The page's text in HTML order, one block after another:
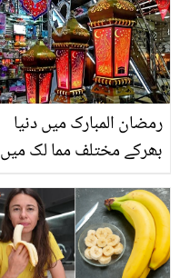
خط میں کیا لکھا؟ پڑھ کر
ہر آنکھ اشکبار
رمضان المبارک میں دنیا
بھرکے مختلف مما لک میں